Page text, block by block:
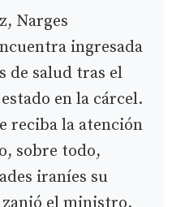
Narges
ingresada
de salud tras el
en la cárcel.
reciba la atención
sobre todo,
iraníes su